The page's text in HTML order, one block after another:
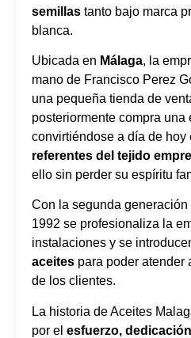
semillas tanto bajo marca
blanca.
Ubicada en Málaga, la
mano de Francisco Perez
una pequeña tienda de
posteriormente compra una
convirtiéndose a día de hoy
referentes del tejido
ello sin perder su espíritu
Con la segunda
1992 se profesionaliza la
instalaciones y se
aceites para poder atender
de los clientes.
La historia de Aceites
por el esfuerzo,